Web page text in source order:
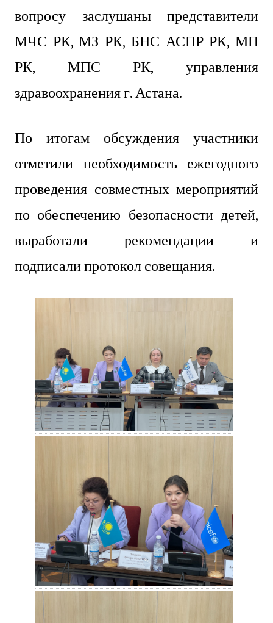
вопросу заслушаны представители
МЧС РК, МЗ РК, БНС АСПР РК, МП
РК, МПС РК, управления
здравоохранения г. Астана.
По итогам обсуждения участники
отметили необходимость ежегодного
проведения совместных мероприятий
по обеспечению безопасности детей,
выработали рекомендации и
подписали протокол совещания.